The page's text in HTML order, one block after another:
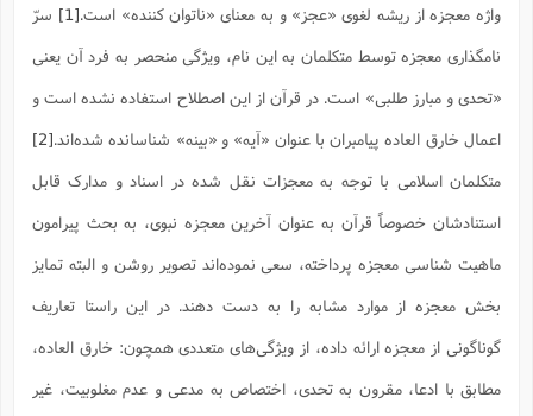
واژه معجزه از ریشه لغوی «عجز» و به معنای «ناتوان کننده» است.[1]
سرّ
نامگذاری معجزه توسط متکلمان به این نام، ویژگی منحصر به فرد آن یعنی
«تحدی و مبارز طلبی» است. در قرآن از این اصطلاح استفاده نشده است و
اعمال خارق العاده پیامبران با عنوان «آیه» و «بینه» شناسانده شده‌اند.[2]
متکلمان اسلامی با توجه به معجزات نقل شده در اسناد و مدارک قابل
استنادشان خصوصاً قرآن به عنوان آخرین معجزه نبوی، به بحث پیرامون
ماهیت شناسی معجزه پرداخته، سعی نموده‌اند تصویر روشن و البته تمایز
بخش معجزه از موارد مشابه را به دست دهند. در این راستا تعاریف
گوناگونی از معجزه ارائه داده، از ویژگی‌‌های متعددی همچون: خارق العاده،
مطابق با ادعا، مقرون به تحدی، اختصاص به مدعی و عدم مغلوبیت، غیر